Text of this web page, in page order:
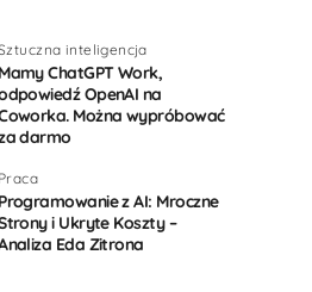
inteligencja
Mamy ChatGPT Work,
OpenAI na
Można wypróbować
darmo
Praca
Programowanie z AI: Mroczne
i Ukryte Koszty –
Eda Zitrona